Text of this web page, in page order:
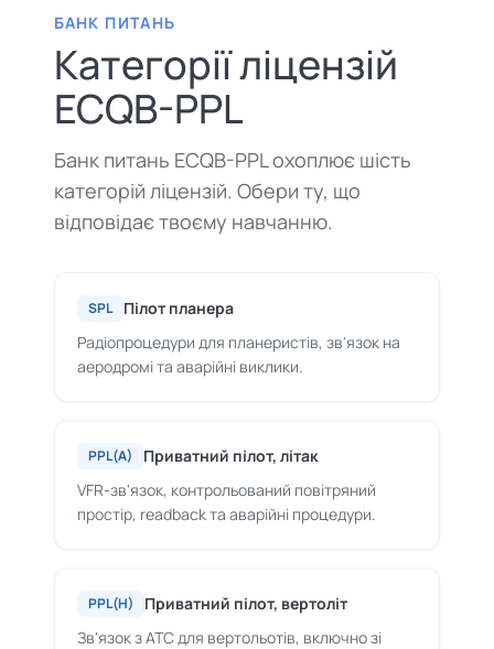
БАНК ПИТАНЬ
Категорії ліцензій
ECQB-PPL
Банк питань ECQB-PPL охоплює шість
категорій ліцензій. Обери ту, що
відповідає твоєму навчанню.
SPL
Пілот планера
Радіопроцедури для планеристів, зв'язок на
аеродромі та аварійні виклики.
PPL(A)
Приватний пілот, літак
VFR-зв'язок, контрольований повітряний
простір, readback та аварійні процедури.
PPL(H)
Приватний пілот, вертоліт
Зв'язок з ATC для вертольотів, включно зі